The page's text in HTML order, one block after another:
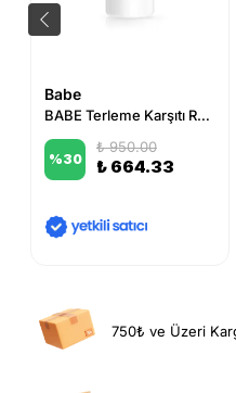
Babe
BABE Terleme Karşıtı Roll-on Deodorant 50 ml
%30
₺ 950.00
₺ 664.33
750₺ ve Üzeri